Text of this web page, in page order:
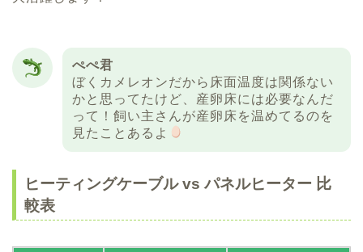
ぺぺ君
ぼくカメレオンだから床面温度は関係ない
かと思ってたけど、産卵床には必要なんだ
って！飼い主さんが産卵床を温めてるのを
見たことあるよ
ヒーティングケーブル vs パネルヒーター 比
較表